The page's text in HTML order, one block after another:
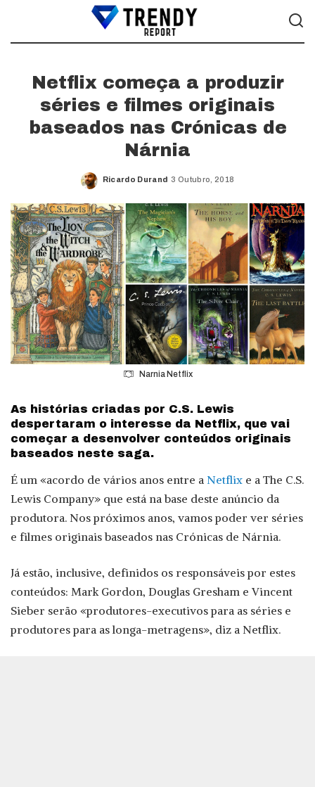
Netflix começa a produzir
séries e filmes originais
baseados nas Crónicas de
Nárnia
Posted
Ricardo Durand 3 Outubro, 2018
Narnia Netflix
As histórias criadas por C.S. Lewis
despertaram o interesse da Netflix, que vai
começar a desenvolver conteúdos originais
baseados neste saga.
É um «acordo de vários anos entre a Netflix e a The C.S.
Lewis Company» que está na base deste anúncio da
produtora. Nos próximos anos, vamos poder ver séries
e filmes originais baseados nas Crónicas de Nárnia.
Já estão, inclusive, definidos os responsáveis por estes
conteúdos: Mark Gordon, Douglas Gresham e Vincent
Sieber serão «produtores-executivos para as séries e
produtores para as longa-metragens», diz a Netflix.